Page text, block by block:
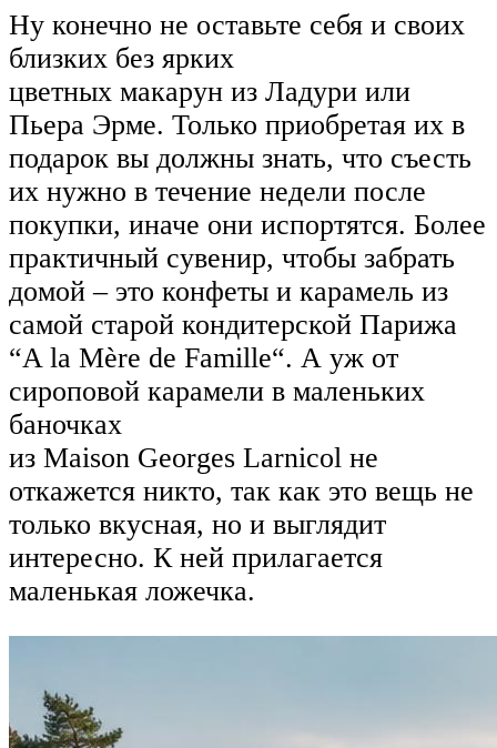
Ну конечно не оставьте себя и своих
близких без ярких
цветных макарун из Ладури или
Пьера Эрме. Только приобретая их в
подарок вы должны знать, что съесть
их нужно в течение недели после
покупки, иначе они испортятся. Более
практичный сувенир, чтобы забрать
домой – это конфеты и карамель из
самой старой кондитерской Парижа
“A la Mère de Famille“. А уж от
сироповой карамели в маленьких
баночках
из Maison Georges Larnicol не
откажется никто, так как это вещь не
только вкусная, но и выглядит
интересно. К ней прилагается
маленькая ложечка.